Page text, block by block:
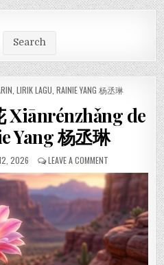
Search
LIRIK LAGU RAINIE YANG 杨丞琳
Xiānrénzhǎng de
Yang 杨丞琳
2026 LEAVE A COMMENT